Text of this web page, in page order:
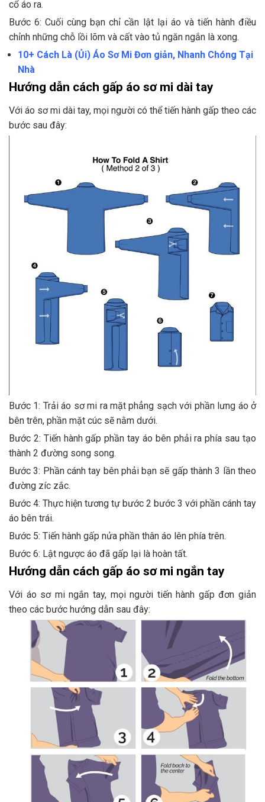
cổ áo ra.
Bước 6: Cuối cùng bạn chỉ cần lật lại áo và tiến hành điều
chỉnh những chỗ lồi lõm và cất vào tủ ngăn ngắn là xong.
10+ Cách Là (Ủi) Áo Sơ Mi Đơn giản, Nhanh Chóng Tại
Nhà
Hướng dẫn cách gấp áo sơ mi dài tay
Với áo sơ mi dài tay, mọi người có thể tiến hành gấp theo các
bước sau đây:
Bước 1: Trải áo sơ mi ra mặt phẳng sạch với phần lưng áo ở
bên trên, phần mặt cúc sẽ nằm dưới.
Bước 2: Tiến hành gấp phần tay áo bên phải ra phía sau tạo
thành 2 đường song song.
Bước 3: Phần cánh tay bên phải bạn sẽ gấp thành 3 lần theo
đường zíc zắc.
Bước 4: Thực hiện tương tự bước 2 bước 3 với phần cánh tay
áo bên trái.
Bước 5: Tiến hành gấp nửa phần thân áo lên phía trên.
Bước 6: Lật ngược áo đã gấp lại là hoàn tất.
Hướng dẫn cách gấp áo sơ mi ngắn tay
Với áo sơ mi ngắn tay, mọi người tiến hành gấp đơn giản
theo các bước hướng dẫn sau đây: